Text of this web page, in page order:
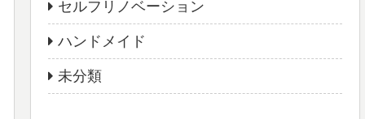
セルフリノベーション
ハンドメイド
未分類